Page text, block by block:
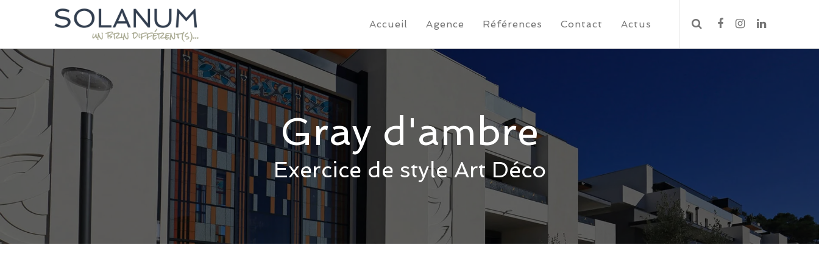
Accueil Agence Références Contact Actus
Gray d'ambre
Exercice de style Art Déco